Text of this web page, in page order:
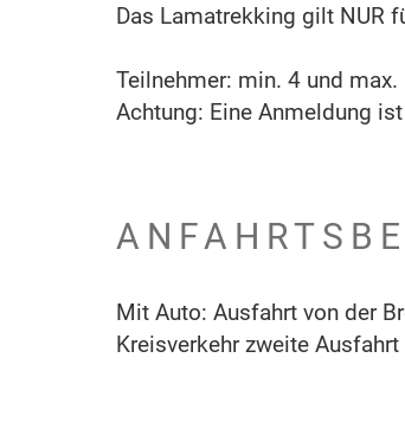
Das Lamatrekking gilt NUR
Teilnehmer: min. 4 und
Achtung: Eine Anmeldung
Mit Auto: Ausfahrt von der
Kreisverkehr zweite